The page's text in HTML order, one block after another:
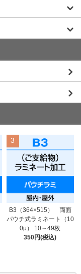
3
B3（364×515） 両面
パウチ式ラミネート（10
0μ） 10～49枚
350円(税込)